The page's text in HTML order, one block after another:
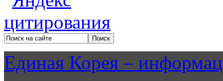
Единая Корея –